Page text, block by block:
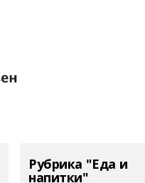
Рубрика "Еда и
напитки"